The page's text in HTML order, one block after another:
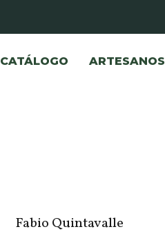
CATÁLOGO ARTESANOS
Fabio Quintavalle